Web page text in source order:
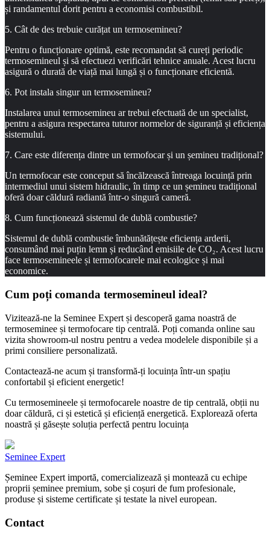
și randamentul dorit pentru a economisi combustibil.
5. Cât de des trebuie curățat un termosemineu?
Pentru o funcționare optimă, este recomandat să cureți periodic
termosemineul și să efectuezi verificări tehnice anuale. Acest lucru
asigură o durată de viață mai lungă și o funcționare eficientă.
6. Pot instala singur un termosemineu?
Instalarea unui termosemineu ar trebui efectuată de un specialist,
pentru a asigura respectarea tuturor normelor de siguranță și eficiența
sistemului.
7. Care este diferența dintre un termofocar și un șemineu tradițional?
Un termofocar este conceput să încălzească întreaga locuință prin
intermediul unui sistem hidraulic, în timp ce un șemineu tradițional
oferă doar căldură radiantă într-o singură cameră.
8. Cum funcționează sistemul de dublă combustie?
Sistemul de dublă combustie îmbunătățește eficiența arderii,
consumând mai puțin lemn și reducând emisiile de CO₂. Acest lucru
face termosemineele și termofocarele mai ecologice și mai
economice.
Cum poți comanda termosemineul ideal?
Vizitează-ne la Seminee Expert și descoperă gama noastră de
termoseminee și termofocare tip centrală. Poți comanda online sau
vizita showroom-ul nostru pentru a vedea modelele disponibile și a
primi consiliere personalizată.
Contactează-ne acum și transformă-ți locuința într-un spațiu
confortabil și eficient energetic!
Cu termosemineele și termofocarele noastre de tip centrală, obții nu
doar căldură, ci și estetică și eficiență energetică. Explorează oferta
noastră și găsește soluția perfectă pentru locuința
Seminee Expert
Șeminee Expert importă, comercializează și montează cu echipe
proprii șeminee premium, sobe și coșuri de fum profesionale,
produse și sisteme certificate și testate la nivel european.
Contact